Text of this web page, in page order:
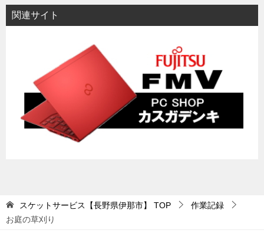
関連サイト
スケットサービス【長野県伊那市】 TOP
作業記録
お庭の草刈り